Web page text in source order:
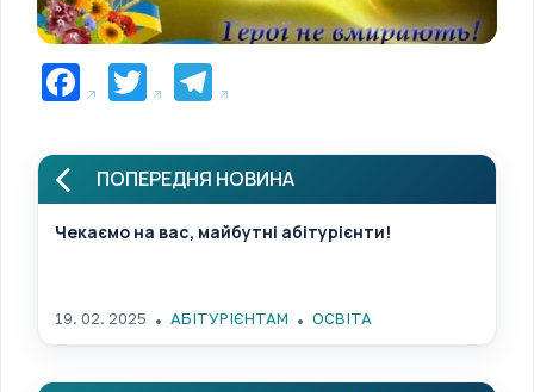
Facebook
TwitterTelegram
ПОПЕРЕДНЯ НОВИНА
Чекаємо на вас, майбутні абітурієнти!
19. 02. 2025 АБІТУРІЄНТАМ ОСВІТА